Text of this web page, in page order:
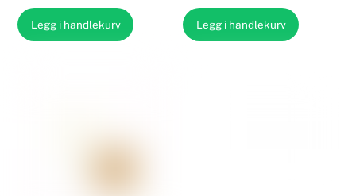
pris
var:
pris
er:
Legg i handlekurv
pris
var:
pris
er:
Legg i handlekurv